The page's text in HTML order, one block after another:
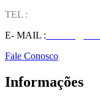
TEL :
E- MAIL :
Fale Conosco
Informações